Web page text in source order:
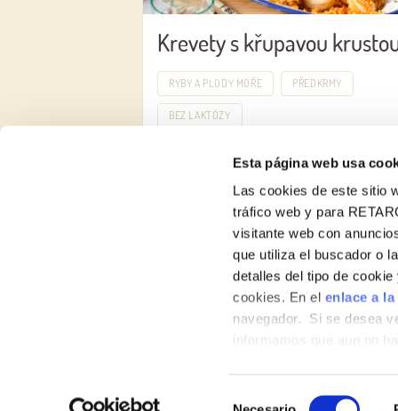
Esta página web usa
Las cookies de este sitio
tráfico web y para
visitante web con
que utiliza el buscador o
detalles del tipo de
cookies. En el enlace a
navegador. Si se desea
informamos que aún no
Krevety s křupavou
RYBY A PLODY MOŘE PŘEDKRMY
BEZ LAKTÓZY